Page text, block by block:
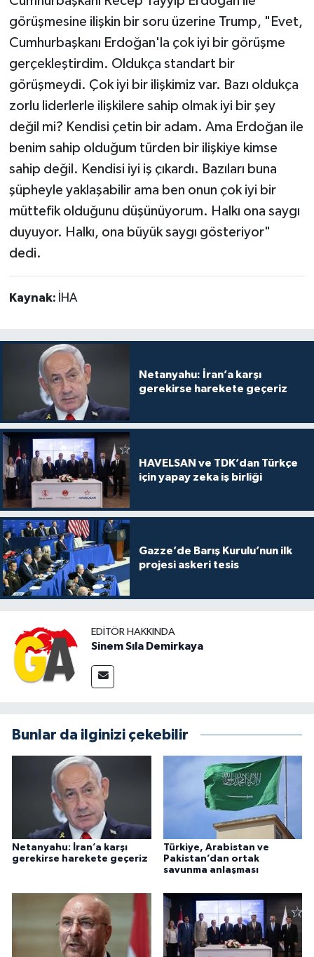
görüşmesine ilişkin bir soru üzerine Trump, "Evet,
Cumhurbaşkanı Erdoğan'la çok iyi bir görüşme
gerçekleştirdim. Oldukça standart bir
görüşmeydi. Çok iyi bir ilişkimiz var. Bazı oldukça
zorlu liderlerle ilişkilere sahip olmak iyi bir şey
değil mi? Kendisi çetin bir adam. Ama Erdoğan ile
benim sahip olduğum türden bir ilişkiye kimse
sahip değil. Kendisi iyi iş çıkardı. Bazıları buna
şüpheyle yaklaşabilir ama ben onun çok iyi bir
müttefik olduğunu düşünüyorum. Halkı ona saygı
duyuyor. Halkı, ona büyük saygı gösteriyor"
dedi.
Kaynak: İHA
Netanyahu: İran’a karşı
gerekirse harekete geçeriz
HAVELSAN ve TDK’dan Türkçe
için yapay zeka iş birliği
Gazze’de Barış Kurulu’nun ilk
projesi askeri tesis
EDITÖR HAKKINDA
Sinem Sıla Demirkaya
Bunlar da ilginizi çekebilir
Netanyahu: İran’a karşı
gerekirse harekete geçeriz
Türkiye, Arabistan ve
Pakistan’dan ortak
savunma anlaşması